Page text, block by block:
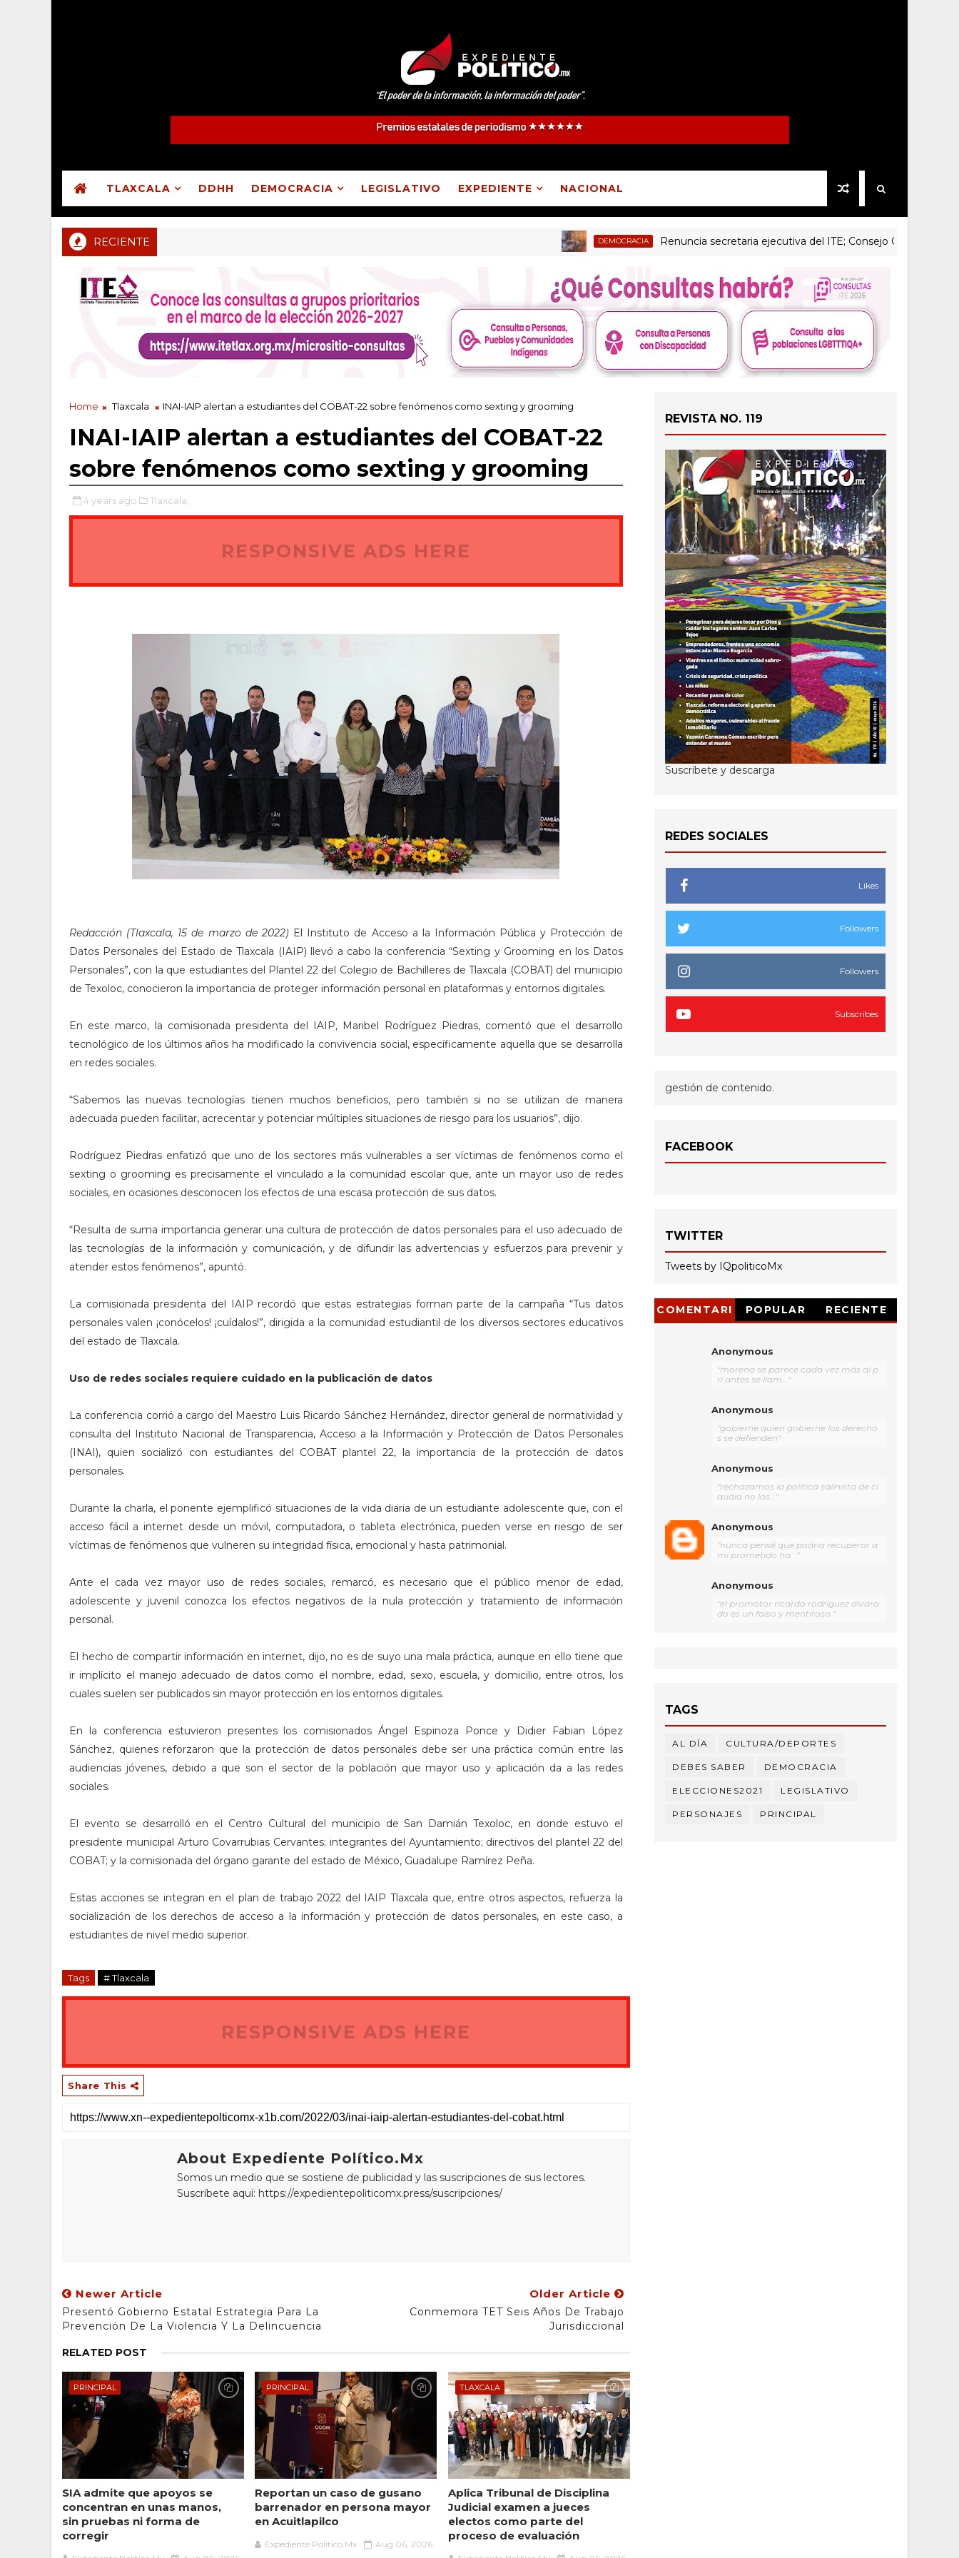
TLAXCALA DDHH DEMOCRACIA LEGISLATIVO EXPEDIENTE NACIONAL
RECIENTE DEMOCRACIA Renuncia secretaria ejecutiva del ITE; Consejo General sin
Home Tlaxcala INAI-IAIP alertan a estudiantes del COBAT-22 sobre fenómenos como sexting y grooming
INAI-IAIP alertan a estudiantes del COBAT-22
sobre fenómenos como sexting y grooming
4 years ago Tlaxcala,
RESPONSIVE ADS HERE
Redacción (Tlaxcala, 15 de marzo de 2022) El Instituto de Acceso a la Información Pública y Protección de
Datos Personales del Estado de Tlaxcala (IAIP) llevó a cabo la conferencia “Sexting y Grooming en los Datos
Personales”, con la que estudiantes del Plantel 22 del Colegio de Bachilleres de Tlaxcala (COBAT) del municipio
de Texoloc, conocieron la importancia de proteger información personal en plataformas y entornos digitales.
En este marco, la comisionada presidenta del IAIP, Maribel Rodríguez Piedras, comentó que el desarrollo
tecnológico de los últimos años ha modificado la convivencia social, específicamente aquella que se desarrolla
en redes sociales.
“Sabemos las nuevas tecnologías tienen muchos beneficios, pero también si no se utilizan de manera
adecuada pueden facilitar, acrecentar y potenciar múltiples situaciones de riesgo para los usuarios”, dijo.
Rodríguez Piedras enfatizó que uno de los sectores más vulnerables a ser víctimas de fenómenos como el
sexting o grooming es precisamente el vinculado a la comunidad escolar que, ante un mayor uso de redes
sociales, en ocasiones desconocen los efectos de una escasa protección de sus datos.
“Resulta de suma importancia generar una cultura de protección de datos personales para el uso adecuado de
las tecnologías de la información y comunicación, y de difundir las advertencias y esfuerzos para prevenir y
atender estos fenómenos”, apuntó.
La comisionada presidenta del IAIP recordó que estas estrategias forman parte de la campaña “Tus datos
personales valen ¡conócelos! ¡cuídalos!”, dirigida a la comunidad estudiantil de los diversos sectores educativos
del estado de Tlaxcala.
Uso de redes sociales requiere cuidado en la publicación de datos
La conferencia corrió a cargo del Maestro Luis Ricardo Sánchez Hernández, director general de normatividad y
consulta del Instituto Nacional de Transparencia, Acceso a la Información y Protección de Datos Personales
(INAI), quien socializó con estudiantes del COBAT plantel 22, la importancia de la protección de datos
personales.
Durante la charla, el ponente ejemplificó situaciones de la vida diaria de un estudiante adolescente que, con el
acceso fácil a internet desde un móvil, computadora, o tableta electrónica, pueden verse en riesgo de ser
víctimas de fenómenos que vulneren su integridad física, emocional y hasta patrimonial.
Ante el cada vez mayor uso de redes sociales, remarcó, es necesario que el público menor de edad,
adolescente y juvenil conozca los efectos negativos de la nula protección y tratamiento de información
personal.
El hecho de compartir información en internet, dijo, no es de suyo una mala práctica, aunque en ello tiene que
ir implícito el manejo adecuado de datos como el nombre, edad, sexo, escuela, y domicilio, entre otros, los
cuales suelen ser publicados sin mayor protección en los entornos digitales.
En la conferencia estuvieron presentes los comisionados Ángel Espinoza Ponce y Didier Fabian López
Sánchez, quienes reforzaron que la protección de datos personales debe ser una práctica común entre las
audiencias jóvenes, debido a que son el sector de la población que mayor uso y aplicación da a las redes
sociales.
El evento se desarrolló en el Centro Cultural del municipio de San Damián Texoloc, en donde estuvo el
presidente municipal Arturo Covarrubias Cervantes; integrantes del Ayuntamiento; directivos del plantel 22 del
COBAT; y la comisionada del órgano garante del estado de México, Guadalupe Ramírez Peña.
Estas acciones se integran en el plan de trabajo 2022 del IAIP Tlaxcala que, entre otros aspectos, refuerza la
socialización de los derechos de acceso a la información y protección de datos personales, en este caso, a
estudiantes de nivel medio superior.
Tags # Tlaxcala
RESPONSIVE ADS HERE
Share This
About Expediente Político.Mx
Somos un medio que se sostiene de publicidad y las suscripciones de sus lectores.
Suscríbete aquí: https://expedientepoliticomx.press/suscripciones/
Newer Article
Presentó Gobierno Estatal Estrategia Para La
Prevención De La Violencia Y La Delincuencia
Older Article
Conmemora TET Seis Años De Trabajo
Jurisdiccional
RELATED POST
PRINCIPAL
SIA admite que apoyos se
concentran en unas manos,
sin pruebas ni forma de
corregir
PRINCIPAL
Reportan un caso de gusano
barrenador en persona mayor
en Acuitlapilco
Expediente Político.Mx Aug 06, 2026
TLAXCALA
Aplica Tribunal de Disciplina
Judicial examen a jueces
electos como parte del
proceso de evaluación
REVISTA NO. 119
Suscríbete y descarga
REDES SOCIALES
Likes
Followers
Followers
Subscribes
gestión de contenido.
FACEBOOK
TWITTER
Tweets by IQpoliticoMx
COMENTARI
POPULAR RECIENTE
Anonymous
"morena se parece cada vez más al p
ri antes se llam..."
Anonymous
"gobierne quien gobierne los derecho
s se defienden"
Anonymous
"rechazamos la política salinista de cl
audia no los..."
Anonymous
"nunca pensé que podría recuperar a
mi prometido ha..."
Anonymous
"el promotor ricardo rodríguez alvara
do es un falso y mentiroso "
TAGS
AL DÍA CULTURA/DEPORTES
DEBES SABER DEMOCRACIA
ELECCIONES2021 LEGISLATIVO
PERSONAJES PRINCIPAL